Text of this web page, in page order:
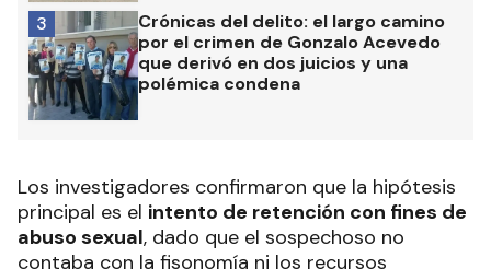
Crónicas del delito: el largo camino
por el crimen de Gonzalo Acevedo
que derivó en dos juicios y una
polémica condena
3
Los investigadores confirmaron que la hipótesis
principal es el intento de retención con fines de
abuso sexual, dado que el sospechoso no
contaba con la fisonomía ni los recursos